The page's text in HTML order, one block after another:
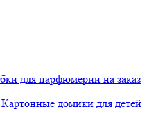
для парфюмерии на заказ
Картонные домики для детей